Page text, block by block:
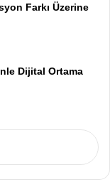
Farkı Üzerine
Dijital Ortama